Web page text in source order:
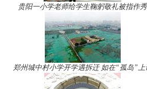
贵阳一小学老师给学生鞠躬敬礼被指作秀
郑州城中村小学开学遇拆迁 如在“孤岛”上